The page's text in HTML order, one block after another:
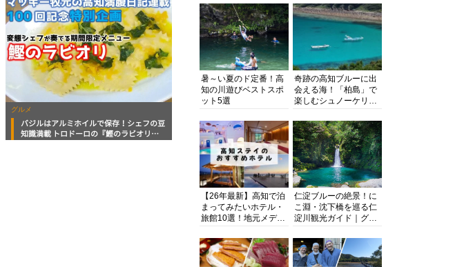
グルメ
バジルはアルミホイルで保存！シェフの豆
知識満載 トロドーロの『鰹のラビオリ』
底解剖
紹介
暑～い夏のド定番！高
知の川遊びベストスポ
ット5選
奇跡の高知ブルーに出
会える海！「柏島」で
楽しむシュノーケリン
浴にキャンプまで透明
度抜群の海の楽園を徹
底紹介
【26年最新】高知で泊
まってみたいホテル・
旅館10選！地元メディ
厳選
仁淀ブルーの絶景！に
こ淵・沈下橋を巡る仁
淀川観光ガイド｜グル
まで完全網羅！